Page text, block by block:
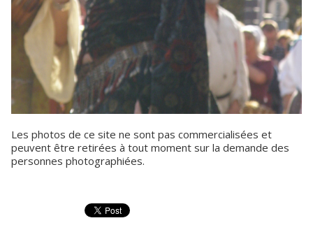
Les photos de ce site ne sont pas commercialisées et
peuvent être retirées à tout moment sur la demande des
personnes photographiées.